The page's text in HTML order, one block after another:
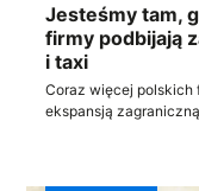
Jesteśmy tam,
firmy podbijają
i taxi
Coraz więcej polskich
ekspansją